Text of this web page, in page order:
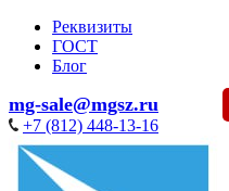
Реквизиты
ГОСТ
Блог
mg-sale@mgsz.ru
+7 (812) 448-13-16